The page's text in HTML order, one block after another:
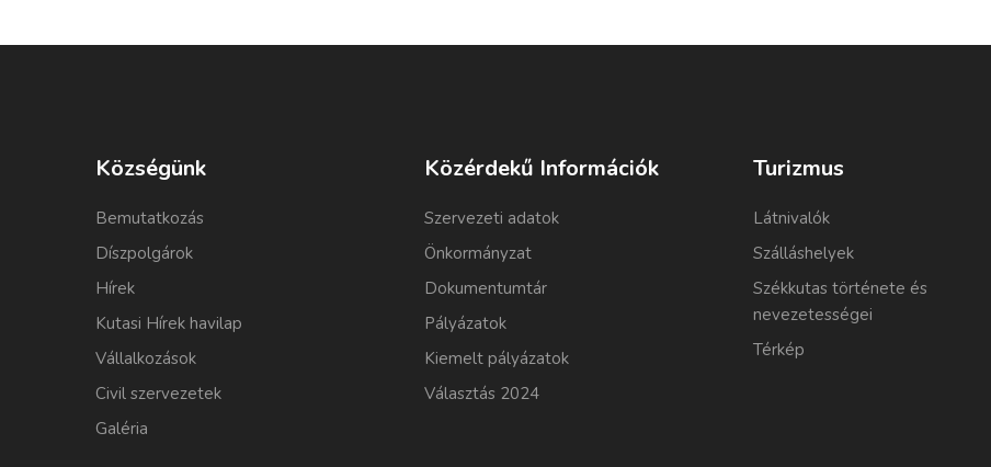
Községünk
Bemutatkozás
Díszpolgárok
Hírek
Kutasi Hírek havilap
Vállalkozások
Civil szervezetek
Galéria
Közérdekű Információk
Szervezeti adatok
Önkormányzat
Dokumentumtár
Pályázatok
Kiemelt pályázatok
Választás 2024
Turizmus
Látnivalók
Szálláshelyek
Székkutas története és
nevezetességei
Térkép